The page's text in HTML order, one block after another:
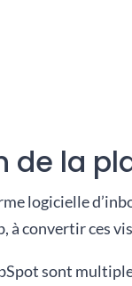
de la
logicielle
à convertir ces
sont